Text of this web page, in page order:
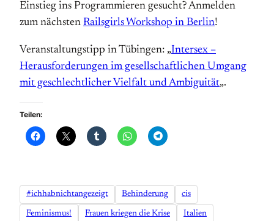
Einstieg ins Programmieren gesucht? Anmelden
zum nächsten Railsgirls Workshop in Berlin!
Veranstaltungstipp in Tübingen: „Intersex –
Herausforderungen im gesell­schaftlichen Umgang
mit geschlecht­licher Vielfalt und Ambiguität„.
Teilen:
#ichhabnichtangezeigt Behinderung cis
Feminismus! Frauen kriegen die Krise Italien